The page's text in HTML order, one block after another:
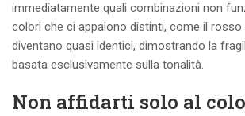
immediatamente quali combinazioni non
colori che ci appaiono distinti, come il rosso
diventano quasi identici, dimostrando la
basata esclusivamente sulla tonalità.
Non affidarti solo al